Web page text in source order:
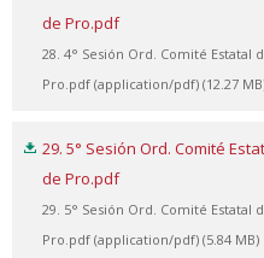
de Pro.pdf
28. 4° Sesión Ord. Comité Estatal
Pro.pdf (application/pdf) (12.27
29. 5° Sesión Ord. Comité
de Pro.pdf
29. 5° Sesión Ord. Comité Estatal
Pro.pdf (application/pdf) (5.84 MB)